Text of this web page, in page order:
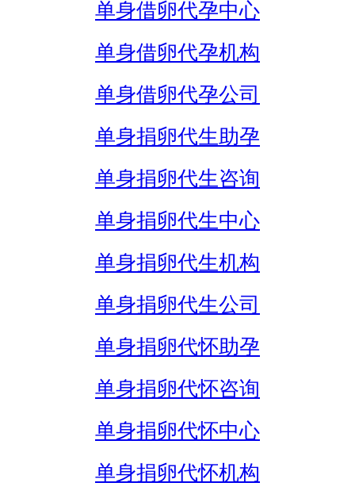
单身借卵代孕中心
单身借卵代孕机构
单身借卵代孕公司
单身捐卵代生助孕
单身捐卵代生咨询
单身捐卵代生中心
单身捐卵代生机构
单身捐卵代生公司
单身捐卵代怀助孕
单身捐卵代怀咨询
单身捐卵代怀中心
单身捐卵代怀机构